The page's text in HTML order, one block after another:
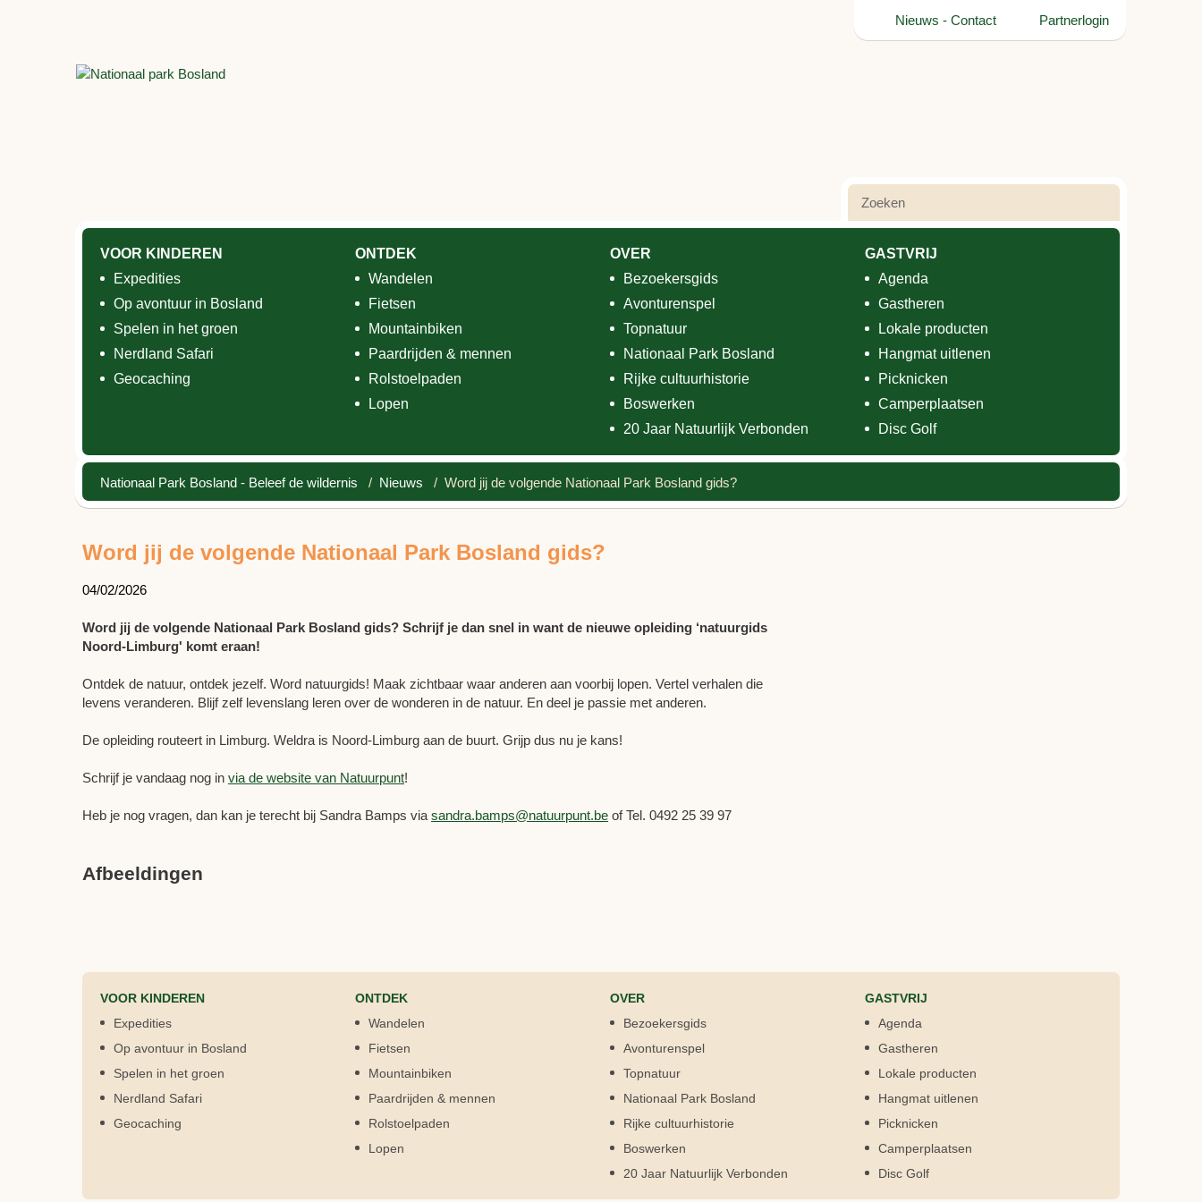
VOOR KINDEREN
Expedities
Op avontuur in Bosland
Spelen in het groen
Nerdland Safari
Geocaching
ONTDEK
Wandelen
Fietsen
Mountainbiken
Paardrijden & mennen
Rolstoelpaden
Lopen
OVER
Bezoekersgids
Avonturenspel
Topnatuur
Nationaal Park Bosland
Rijke cultuurhistorie
Boswerken
20 Jaar Natuurlijk Verbonden
GASTVRIJ
Agenda
Gastheren
Lokale producten
Hangmat uitlenen
Picknicken
Camperplaatsen
Disc Golf
Nieuws - Contact Partnerlogin
Nationaal Park Bosland - Beleef de wildernis / Nieuws / Word jij de volgende Nationaal Park Bosland gids?
Word jij de volgende Nationaal Park Bosland gids?
04/02/2026
Word jij de volgende Nationaal Park Bosland gids? Schrijf je dan snel in want de nieuwe opleiding ‘natuurgids
Noord-Limburg' komt eraan!
Ontdek de natuur, ontdek jezelf. Word natuurgids! Maak zichtbaar waar anderen aan voorbij lopen. Vertel verhalen die
levens veranderen. Blijf zelf levenslang leren over de wonderen in de natuur. En deel je passie met anderen.
De opleiding routeert in Limburg. Weldra is Noord-Limburg aan de buurt. Grijp dus nu je kans!
Schrijf je vandaag nog in via de website van Natuurpunt!
Heb je nog vragen, dan kan je terecht bij Sandra Bamps via sandra.bamps@natuurpunt.be of Tel. 0492 25 39 97
Afbeeldingen
VOOR KINDEREN
Expedities
Op avontuur in Bosland
Spelen in het groen
Nerdland Safari
Geocaching
ONTDEK
Wandelen
Fietsen
Mountainbiken
Paardrijden & mennen
Rolstoelpaden
Lopen
OVER
Bezoekersgids
Avonturenspel
Topnatuur
Nationaal Park Bosland
Rijke cultuurhistorie
Boswerken
20 Jaar Natuurlijk Verbonden
GASTVRIJ
Agenda
Gastheren
Lokale producten
Hangmat uitlenen
Picknicken
Camperplaatsen
Disc Golf